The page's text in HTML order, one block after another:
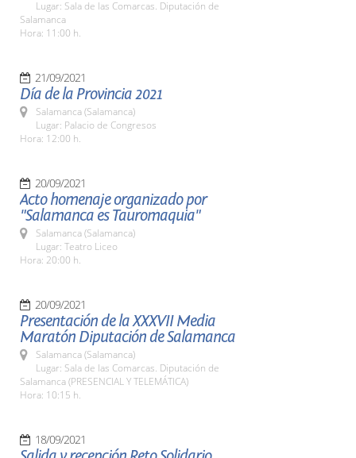
Lugar: Sala de las Comarcas. Diputación de
Salamanca
Hora: 11:00 h.
21/09/2021
Día de la Provincia 2021
Salamanca (Salamanca)
Lugar: Palacio de Congresos
Hora: 12:00 h.
20/09/2021
Acto homenaje organizado por
"Salamanca es Tauromaquia"
Salamanca (Salamanca)
Lugar: Teatro Liceo
Hora: 20:00 h.
20/09/2021
Presentación de la XXXVII Media
Maratón Diputación de Salamanca
Salamanca (Salamanca)
Lugar: Sala de las Comarcas. Diputación de
Salamanca (PRESENCIAL Y TELEMÁTICA)
Hora: 10:15 h.
18/09/2021